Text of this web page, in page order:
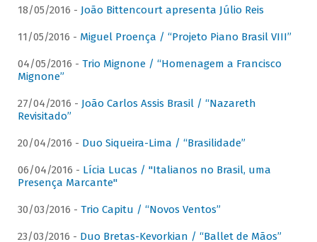
18/05/2016 - João Bittencourt apresenta Júlio Reis
11/05/2016 - Miguel Proença / “Projeto Piano Brasil VIII”
04/05/2016 - Trio Mignone / “Homenagem a Francisco
Mignone”
27/04/2016 - João Carlos Assis Brasil / “Nazareth
Revisitado”
20/04/2016 - Duo Siqueira-Lima / “Brasilidade”
06/04/2016 - Lícia Lucas / "Italianos no Brasil, uma
Presença Marcante"
30/03/2016 - Trio Capitu / “Novos Ventos”
23/03/2016 - Duo Bretas-Kevorkian / “Ballet de Mãos”